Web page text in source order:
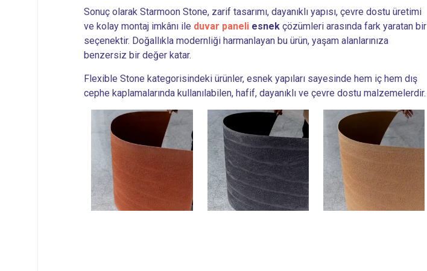
Sonuç olarak Starmoon Stone, zarif tasarımı, dayanıklı yapısı, çevre dostu üretimi
ve kolay montaj imkânı ile duvar paneli esnek çözümleri arasında fark yaratan bir
seçenektir. Doğallıkla modernliği harmanlayan bu ürün, yaşam alanlarınıza
benzersiz bir değer katar.
Flexible Stone kategorisindeki ürünler, esnek yapıları sayesinde hem iç hem dış
cephe kaplamalarında kullanılabilen, hafif, dayanıklı ve çevre dostu malzemelerdir.